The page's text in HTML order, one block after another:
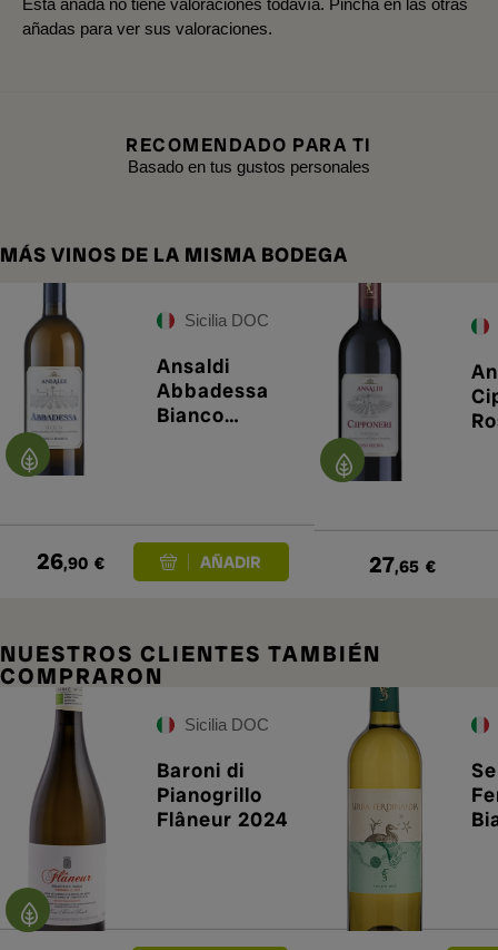
añadas para ver sus valoraciones.
RECOMENDADO PARA TI
Basado en tus gustos personales
MÁS VINOS DE LA MISMA BODEGA
Sicilia DOC
Ansaldi
Abbadessa
Bianco
26,90 € 27,65 €
NUESTROS CLIENTES TAMBIÉN
COMPRARON
Sicilia DOC
Baroni di
Pianogrillo
Flâneur 2024